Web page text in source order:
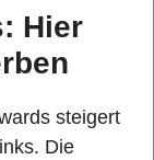
Hier
steigert
Die